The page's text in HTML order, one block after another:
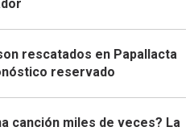
rescatados en Papallacta
reservado
canción miles de veces? La